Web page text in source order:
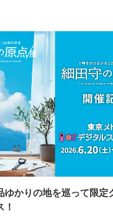
ゆかりの地を巡って限定